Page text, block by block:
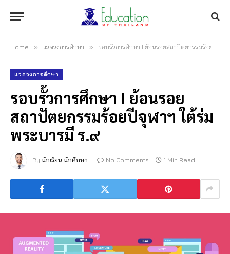
Home » แวดวงการศึกษา » รอบรั้วการศึกษา I ย้อนรอยสถาปัตยกรรมร้อยปีจุฬาฯ ใต้ร่มพระบารมี ร.๙
แวดวงการศึกษา
รอบรั้วการศึกษา I ย้อนรอย
สถาปัตยกรรมร้อยปีจุฬาฯ ใต้ร่ม
พระบารมี ร.๙
By นักเรียน นักศึกษา No Comments 1 Min Read